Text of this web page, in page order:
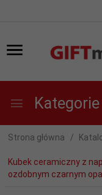
Kategorie
Strona główna
Kubek ceramiczny z
ozdobnym czarnym